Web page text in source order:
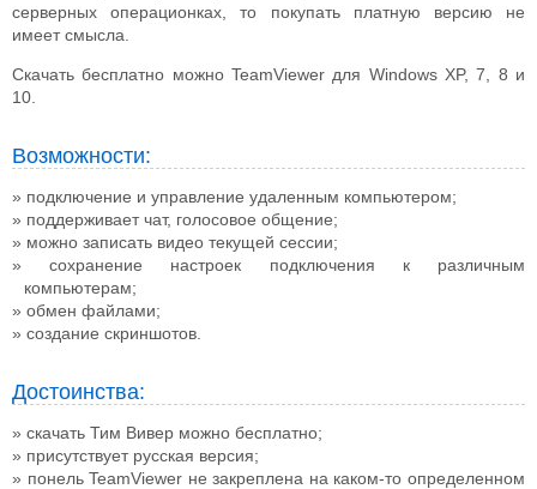
серверных операционках, то покупать платную версию не
имеет смысла.
Скачать бесплатно можно TeamViewer для Windows XP, 7, 8 и
10.
Возможности:
подключение и управление удаленным компьютером;
поддерживает чат, голосовое общение;
можно записать видео текущей сессии;
сохранение настроек подключения к различным
компьютерам;
обмен файлами;
создание скриншотов.
Достоинства:
скачать Тим Вивер можно бесплатно;
присутствует русская версия;
понель TeamViewer не закреплена на каком-то определенном